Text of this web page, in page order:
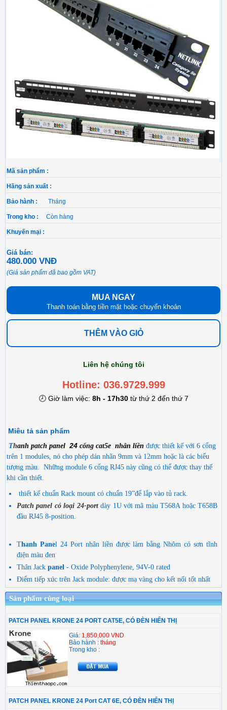
Mã sản phẩm :
Hãng sản xuất :
Bảo hành : Tháng
Trong kho : Còn hàng
Khuyến mại :
Giá bán:
480.000 VNĐ
(Giá sản phẩm đã bao gồm VAT)
MUA NGAY
Thanh toán bằng tiền mặt hoặc chuyển khoản
THÊM VÀO GIỎ
Liên hệ chúng tôi
Hotline: 036.9729.999
🕗 Giờ làm việc: 8h - 17h30từ thứ 2 đến thứ 7
Miêu tả sản phẩm
Thanh patch panel 24 cổng cat5e nhân liền được thiết kế với 6 cổng
trên 1 modules, nó cho phép dán nhãn 9mm và 12mm hoặc là các biểu
tượng màu. Những module 6 cổng RJ45 này cũng có thể được thay thế
khi cần thiết.
thiết kế chuẩn Rack mount có chuẩn 19”để lắp vào tủ rack.
Patch panel có loại 24-port dày 1U với mã màu T568A hoặc T658B
đầu RJ45 8-position.
Thanh Panel 24 Port nhân liền được làm bằng Nhôm có sơn tĩnh
điện màu đen
Thân Jack panel - Oxide Polyphenylene, 94V-0 rated
Điểm tiếp xúc trên Jack module: được mạ vàng cho kết nối tốt nhất
Sản phẩm cùng loại
PATCH PANEL KRONE 24 PORT CAT5E​​​​​​​, CÓ ĐÈN HIỂN THỊ
Giá: 1,850,000 VND
Bảo hành : tháng
Trong kho :
PATCH PANEL KRONE 24 Port CAT 6E, CÓ ĐÈN HIỂN THỊ